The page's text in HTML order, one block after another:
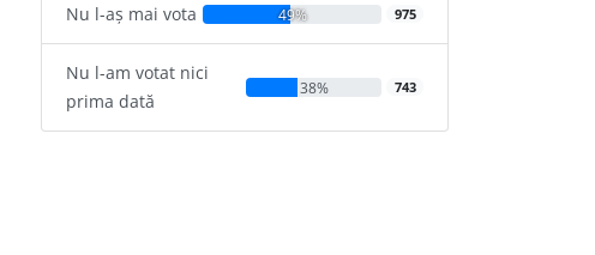
Nu l-aș mai vota 49% 975
Nu l-am votat nici
prima dată
38% 743